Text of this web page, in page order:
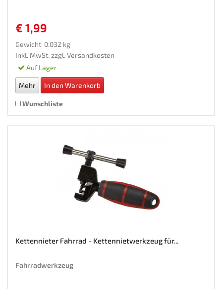
€ 1,99
Gewicht: 0.032 kg
Inkl. MwSt. zzgl. Versandkosten
Auf Lager
Mehr In den Warenkorb
Wunschliste
Kettennieter Fahrrad - Kettennietwerkzeug für...
Fahrradwerkzeug